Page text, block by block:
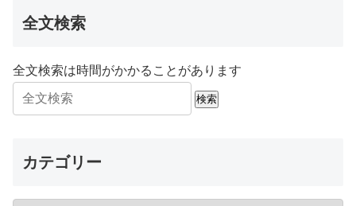
全文検索
全文検索は時間がかかることがあります
検索
カテゴリー